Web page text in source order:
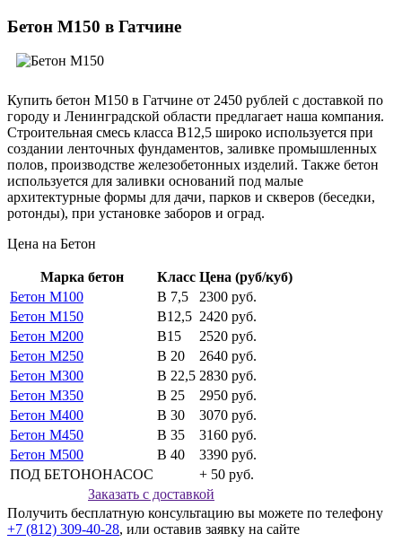
Бетон М150 в Гатчине
Купить бетон М150 в Гатчине от 2450 рублей с доставкой по
городу и Ленинградской области предлагает наша компания.
Строительная смесь класса В12,5 широко используется при
создании ленточных фундаментов, заливке промышленных
полов, производстве железобетонных изделий. Также бетон
используется для заливки оснований под малые
архитектурные формы для дачи, парков и скверов (беседки,
ротонды), при установке заборов и оград.
Цена на Бетон
Марка бетон Класс Цена (руб/куб)
Бетон М100
В 7,5
2300 руб.
Бетон М150
В12,5 2420 руб.
Бетон М200
В15
2520 руб.
Бетон М250
В 20
2640 руб.
Бетон М300
В 22,5 2830 руб.
Бетон М350
В 25
2950 руб.
Бетон М400
В 30
3070 руб.
Бетон М450
В 35
3160 руб.
Бетон М500
В 40
3390 руб.
ПОД БЕТОНОНАСОС
+ 50 руб.
Заказать с доставкой
Получить бесплатную консультацию вы можете по телефону
+7 (812) 309-40-28, или оставив заявку на сайте